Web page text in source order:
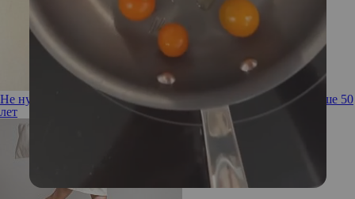
Не нужно себя прятать! Советы по стилю для женщин старше 50
лет